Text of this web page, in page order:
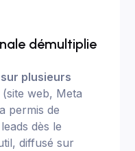
démultiplie
plusieurs
(site web, Meta
permis de
dès le
diffusé sur